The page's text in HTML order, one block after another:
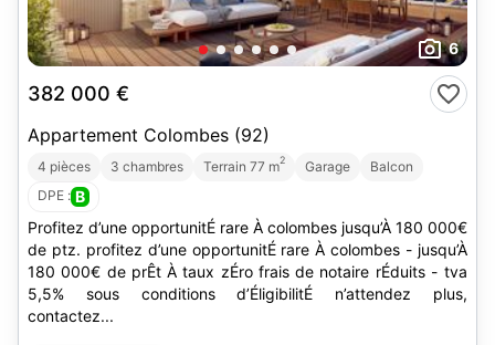
6
382 000 €
Appartement Colombes (92)
4 pièces 3 chambres Terrain 77 m2 Garage
Balcon
DPE : B
Profitez d’une opportunitÉ rare À colombes jusqu’À 180 000€
de ptz. profitez d’une opportunitÉ rare À colombes - jusqu’À
180 000€ de prÊt À taux zÉro frais de notaire rÉduits - tva
5,5% sous conditions d’ÉligibilitÉ n’attendez plus,
contactez...